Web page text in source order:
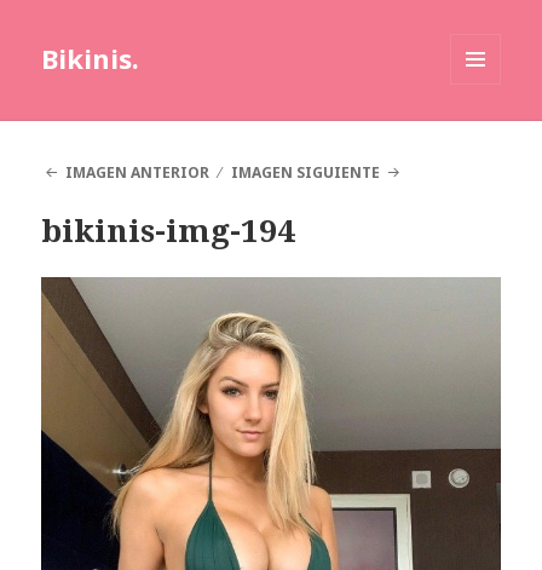
Bikinis.
IMAGEN ANTERIOR
IMAGEN SIGUIENTE
bikinis-img-194